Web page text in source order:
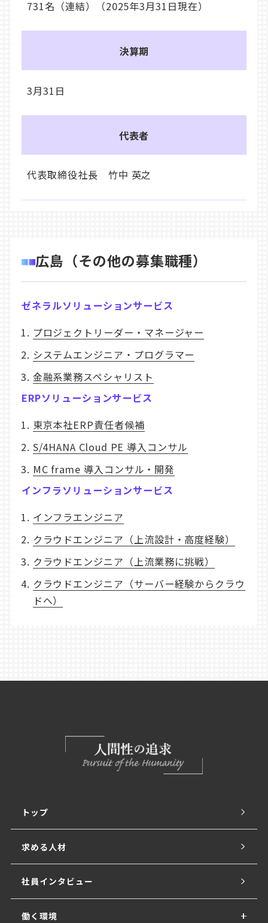
731名（連結）（2025年3月31日現在）
決算期
3月31日
代表者
代表取締役社長 竹中 英之
広島（その他の募集職種）
ゼネラルソリューションサービス
プロジェクトリーダー・マネージャー
システムエンジニア・プログラマー
金融系業務スペシャリスト
ERPソリューションサービス
東京本社ERP責任者候補
S/4HANA Cloud PE 導入コンサル
MC frame 導入コンサル・開発
インフラソリューションサービス
インフラエンジニア
クラウドエンジニア（上流設計・高度経験）
クラウドエンジニア（上流業務に挑戦）
クラウドエンジニア（サーバー経験からクラウ
ドへ）
トップ
求める人材
社員インタビュー
働く環境